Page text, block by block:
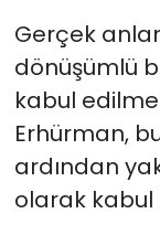
Gerçek
dönüşümlü
kabul
Erhürman,
ardından
olarak kabul